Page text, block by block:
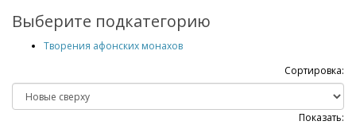
Выберите подкатегорию
Творения афонских монахов
Сортировка:
Показать: